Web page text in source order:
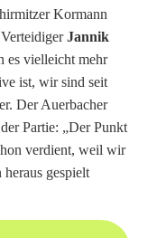
Kormann
Jannik
es vielleicht mehr
ist, wir sind seit
Der Auerbacher
Partie: „Der Punkt
verdient, weil wir
gespielt